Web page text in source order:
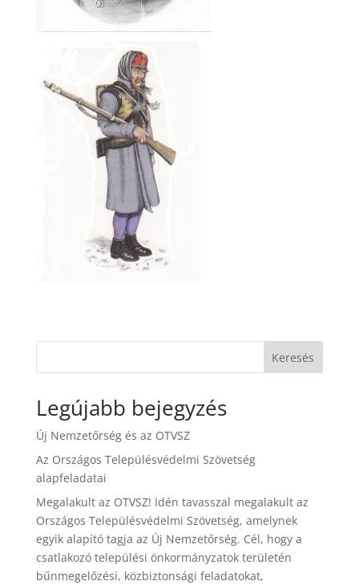
Keresés
Legújabb bejegyzés
Új Nemzetőrség és az OTVSZ
Az Országos Településvédelmi Szövetség
alapfeladatai
Megalakult az OTVSZ! Idén tavasszal megalakult az
Országos Településvédelmi Szövetség, amelynek
egyik alapító tagja az Új Nemzetőrség. Cél, hogy a
csatlakozó települési önkormányzatok területén
bűnmegelőzési, közbiztonsági feladatokat,